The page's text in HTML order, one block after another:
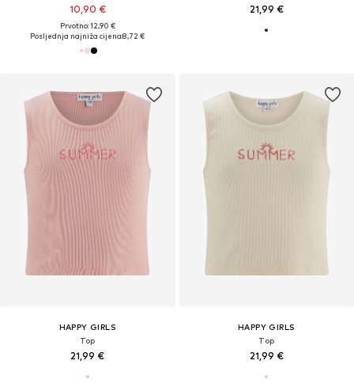
10,90 €
Prvotno: 12,90 €
Posljednja najniža cijena:8,72 €
21,99 €
HAPPY GIRLS
Top
21,99 €
HAPPY GIRLS
Top
21,99 €